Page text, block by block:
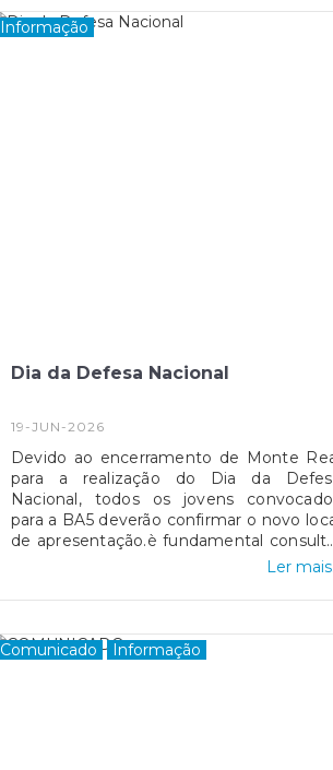
gastronomia e momentos inesquecíveis.
Esperamos por si!
Informação
Dia da Defesa Nacional
19-JUN-2026
Devido ao encerramento de Monte
para a realização do Dia da
Nacional, todos os jovens
para a BA5 deverão confirmar o novo
de apresentação.è fundamental
o portal bud.gov.pt para confirmar o local
desnecessárias.
Ler
Comunicado Informação